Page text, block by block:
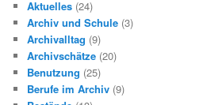
Aktuelles (24)
Archiv und Schule (3)
Archivalltag (9)
Archivschätze (20)
Benutzung (25)
Berufe im Archiv (9)